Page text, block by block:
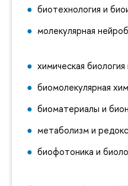
биотехнология и
молекулярная
химическая
биомолекулярная
биоматериалы и
метаболизм и
биофотоника и